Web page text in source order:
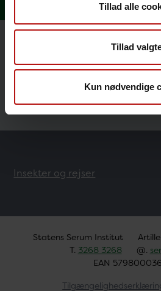
Tillad alle
Tillad
Kun nødvendige
Rejseråd til gravide
Rejsevaccination af børn
Insekter og rejser
Statens Serum Institut
T. 3268 3268 @.
EAN